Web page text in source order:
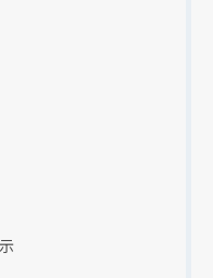
込チラシです。